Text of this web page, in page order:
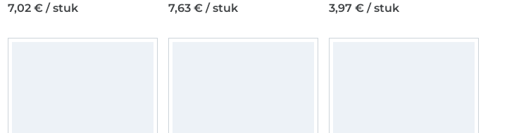
7,02 € / stuk
7,63 € / stuk
3,97 € / stuk